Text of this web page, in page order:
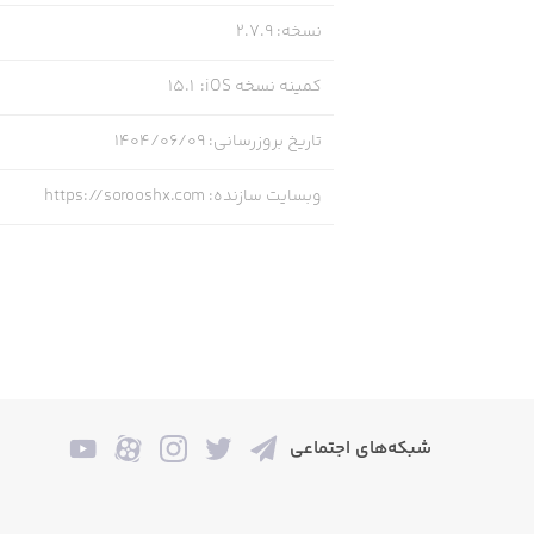
تکنولوژی مستقر در امارات و کانادا
اطلاعات بیشتر در وب‌سایت رسمی:
https://sorooshx.com
نسخه:
2.7.9
کمینه نسخه iOS :
15.1
تاریخ بروزرسانی: ۱۴۰۴/۰۶/۰۹
وبسایت سازنده:
https://sorooshx.com
شبکه‌های اجتماعی